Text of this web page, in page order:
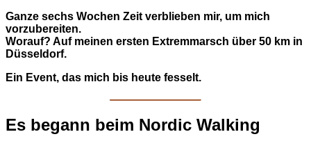
Ganze sechs Wochen Zeit verblieben mir, um mich
vorzubereiten.
Worauf? Auf meinen ersten Extremmarsch über 50 km in
Düsseldorf.
Ein Event, das mich bis heute fesselt.
Es begann beim Nordic Walking